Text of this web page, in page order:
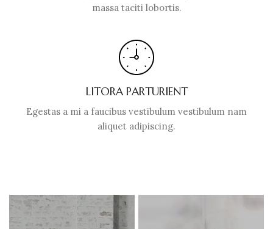
massa taciti lobortis.
LITORA PARTURIENT
Egestas a mi a faucibus vestibulum vestibulum nam
aliquet adipiscing.